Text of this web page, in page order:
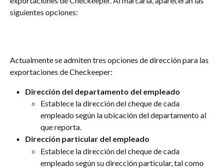
siguientes opciones:
Actualmente se admiten tres opciones de dirección para las
exportaciones de Checkeeper:
Dirección del departamento del empleado
Establece la dirección del cheque de cada
empleado según la ubicación del departamento al
que reporta.
Dirección particular del empleado
Establece la dirección del cheque de cada
empleado según su dirección particular, tal como